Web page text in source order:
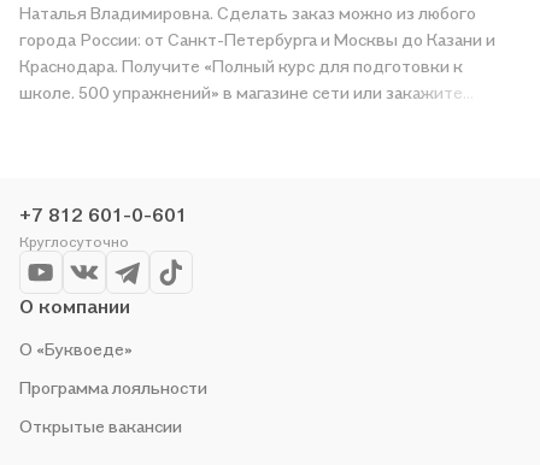
Наталья Владимировна. Сделать заказ можно из любого
города России: от Санкт-Петербурга и Москвы до Казани и
Краснодара. Получите «Полный курс для подготовки к
школе. 500 упражнений» в магазине сети или закажите
+7 812 601-0-601
Круглосуточно
О компании
О «Буквоеде»
Программа лояльности
Открытые вакансии